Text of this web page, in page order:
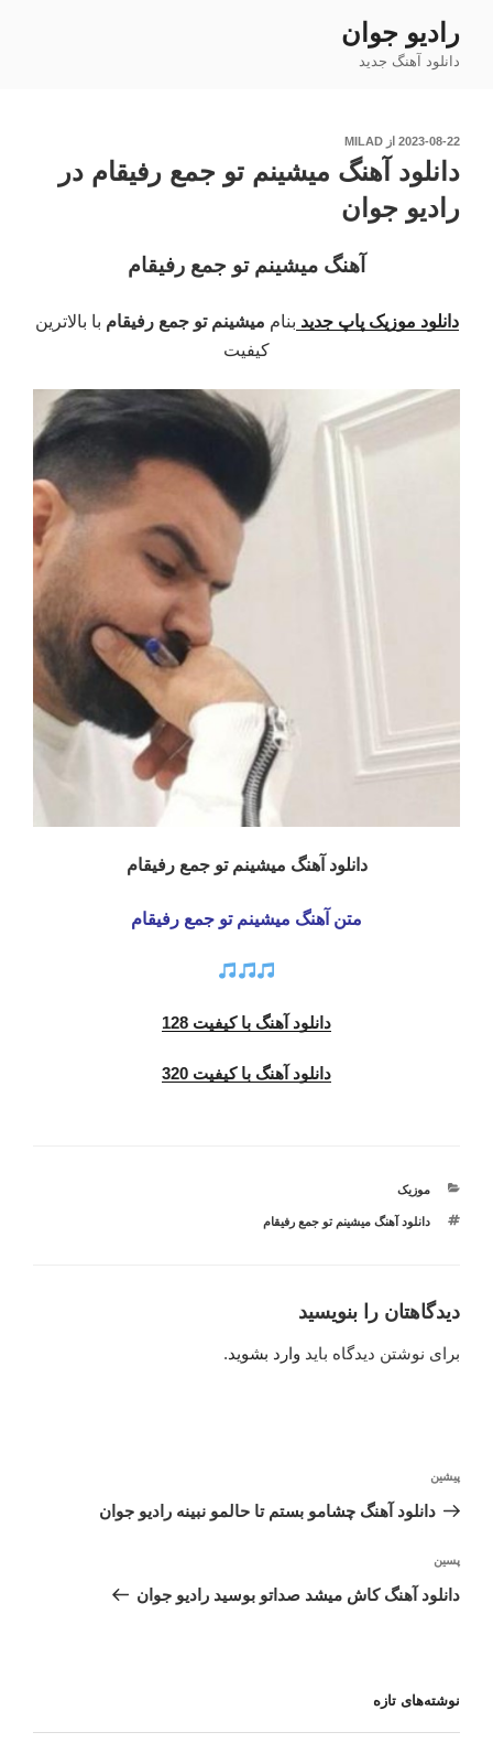
محتوا
رادیو جوان
دانلود آهنگ جدید
نوشته‌شده
2023-08-22 از MILAD
دانلود آهنگ میشینم تو جمع رفیقام در
رادیو جوان
آهنگ میشینم تو جمع رفیقام
دانلود موزیک پاپ جدید بنام میشینم تو جمع رفیقام با بالاترین
کیفیت
دانلود آهنگ میشینم تو جمع رفیقام
متن آهنگ میشینم تو جمع رفیقام
دانلود آهنگ با کیفیت 128
دانلود آهنگ با کیفیت 320
دسته‌ها
موزیک
برچسب‌ها
دانلود آهنگ میشینم تو جمع رفیقام
دیدگاهتان را بنویسید
برای نوشتن دیدگاه باید وارد بشوید.
نوشته
قبلی
پیشین
دانلود آهنگ چشامو بستم تا حالمو نبینه رادیو جوان
نوشته‌ٔ
بعدی
پسین
دانلود آهنگ کاش میشد صداتو بوسید رادیو جوان
نوشته‌های تازه